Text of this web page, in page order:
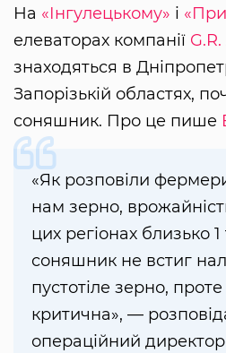
На «Інгулецькому» і
елеваторах компанії
знаходяться в
Запорізькій областях,
соняшник. Про це пише
«Як розповіли
нам зерно,
цих регіонах близько
соняшник не встиг
пустотіле зерно, проте
критична», —
операційний директор